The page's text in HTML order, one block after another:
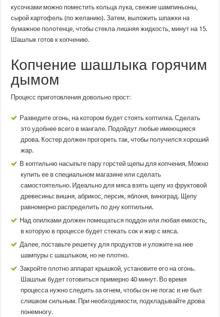
кусочками можно поместить кольца лука, свежие шампиньоны,
сырой картофель (по желанию). Затем, выложить шпажки на
бумажное полотенце, чтобы стекла лишняя жидкость, минут на 15.
Шашлык готов к копчению.
Копчение шашлыка горячим
дымом
Процесс приготовления довольно прост:
Разведите огонь, на котором будет стоять коптилка. Сделать
это удобнее всего в мангале. Подойдут любые имеющиеся
дрова. Костер должен прогореть так, чтобы получился хороший
жар.
В коптильню насыпьте пару горстей щепы для копчения. Можно
купить ее в специальном магазине или сделать
самостоятельно. Идеально для мяса взять щепу из фруктовой
древесины: вишня, абрикос, персик, яблоня, виноград. Щепу
равномерно распределить по дну коптильни.
Над опилками должен помещаться поддон или любая емкость,
в которую в процессе будет стекать сок и жир с мяса.
Далее, поставьте решетку для продуктов и уложите на нее
шампуры с шашлыком, но не плотно.
Закройте плотно аппарат крышкой, установите его на огонь.
Шашлык будет готовиться примерно 40 минут. Во время
процесса нужно следить за огнем, чтобы он не погас и не был
слишком сильным. При необходимости, подкладывайте дрова
понемногу.